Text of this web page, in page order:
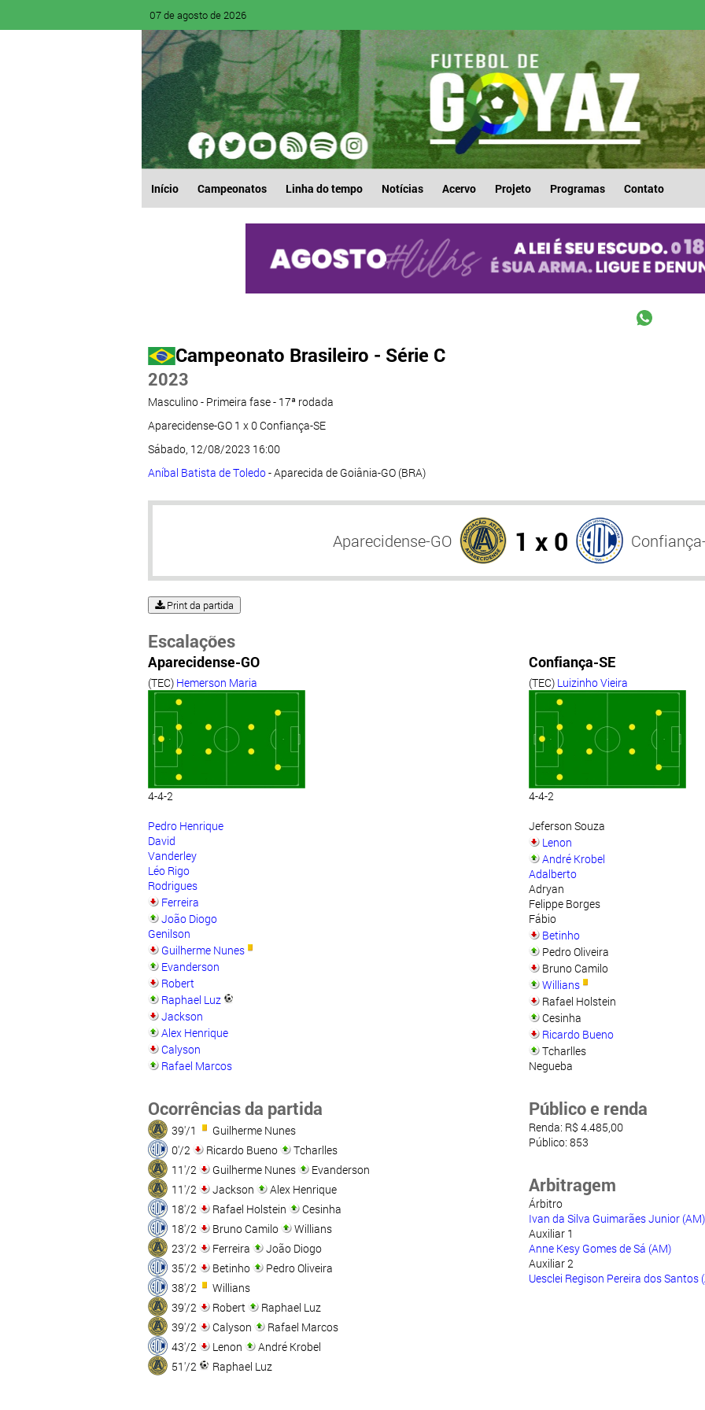
07 de agosto de 2026
Início Campeonatos Linha do tempo Notícias Acervo Projeto Programas Contato
Campeonato Brasileiro - Série C
2023
Masculino - Primeira fase - 17ª rodada
Aparecidense-GO 1 x 0 Confiança-SE
Sábado, 12/08/2023 16:00
Aníbal Batista de Toledo- Aparecida de Goiânia-GO (BRA)
Aparecidense-GO 1 x 0
Print da partida
Escalações
Aparecidense-GO
(TEC) Hemerson Maria
4-4-2
Pedro Henrique
David
Vanderley
Léo Rigo
Rodrigues
Ferreira
João Diogo
Genilson
Guilherme Nunes
Evanderson
Robert
Raphael Luz
Jackson
Alex Henrique
Calyson
Rafael Marcos
Confiança-SE
(TEC) Luizinho Vieira
4-4-2
Jeferson Souza
Lenon
André Krobel
Adalberto
Adryan
Felippe Borges
Fábio
Betinho
Pedro Oliveira
Bruno Camilo
Willians
Rafael Holstein
Cesinha
Ricardo Bueno
Tcharlles
Negueba
Ocorrências da partida
39'/1
Guilherme Nunes
0'/2
Ricardo Bueno
Tcharlles
11'/2
Guilherme Nunes
Evanderson
11'/2
Jackson
Alex Henrique
18'/2
Rafael Holstein
Cesinha
18'/2
Bruno Camilo
Willians
23'/2
Ferreira
João Diogo
35'/2
Betinho
Pedro Oliveira
38'/2
Willians
39'/2
Robert
Raphael Luz
39'/2
Calyson
Rafael Marcos
43'/2
Lenon
André Krobel
51'/2
Raphael Luz
Público e renda
Renda: R$ 4.485,00
Público: 853
Arbitragem
Árbitro
Ivan da Silva Guimarães Junior (AM)
Auxiliar 1
Anne Kesy Gomes de Sá (AM)
Auxiliar 2
Uesclei Regison Pereira dos Santos